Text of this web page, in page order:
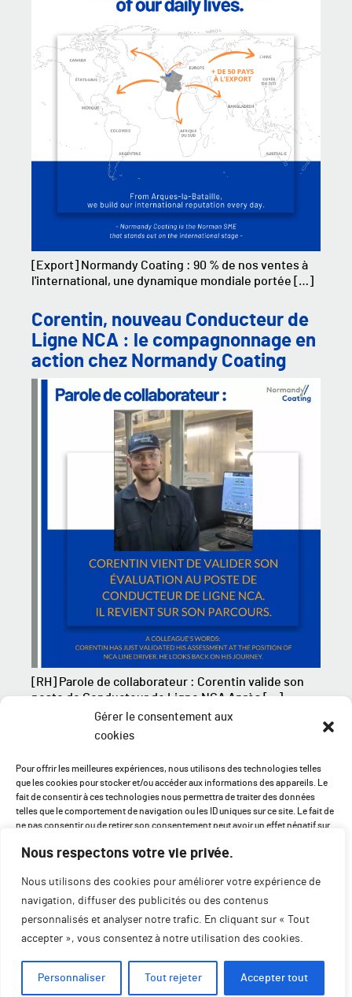
Nous respectons votre vie privée.
Nous utilisons des cookies pour améliorer votre expérience de
navigation, diffuser des publicités ou des contenus
personnalisés et analyser notre trafic. En cliquant sur « Tout
accepter », vous consentez à notre utilisation des cookies.
Personnaliser Tout rejeter Accepter tout
Gérer le consentement aux
cookies
Pour offrir les meilleures expériences, nous utilisons des technologies telles
que les cookies pour stocker et/ou accéder aux informations des appareils. Le
fait de consentir à ces technologies nous permettra de traiter des données
telles que le comportement de navigation ou les ID uniques sur ce site. Le fait de
ne pas consentir ou de retirer son consentement peut avoir un effet négatif sur
Accepter
Refuser
[Export] Normandy Coating : 90 % de nos ventes à
l'international, une dynamique mondiale portée […]
Corentin, nouveau Conducteur de
Ligne NCA : le compagnonnage en
action chez Normandy Coating
[RH] Parole de collaborateur : Corentin valide son
poste de Conducteur de Ligne NCA Après […]
> Toutes les news
6 Rue Verdier Monetti
76880 ARQUES LA BATAILLE - FRANCE
contact@normandy-coating.com- +33 (0)2 35 04 75 00